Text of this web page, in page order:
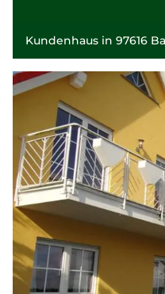
Kundenhaus in 97616